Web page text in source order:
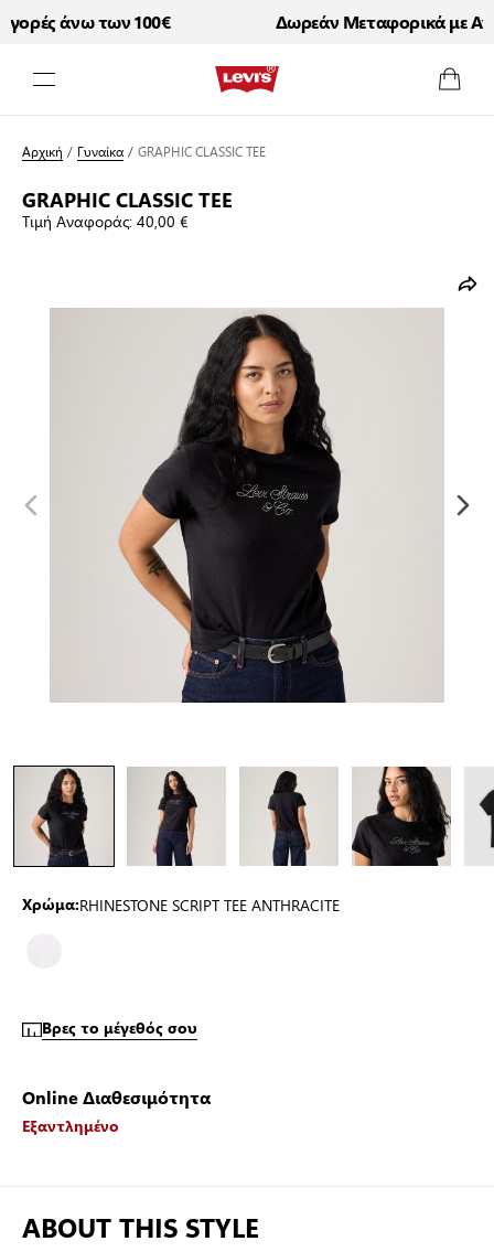
άνω των 100€ Δωρεάν Μεταφορικά με
Αρχική / Γυναίκα/GRAPHIC CLASSIC TEE
GRAPHIC CLASSIC TEE
Τιμή Αναφοράς:40,00 €
Χρώμα:RHINESTONE SCRIPT TEE ANTHRACITE
Βρες το μέγεθός σου
Online Διαθεσιμότητα
Εξαντλημένο
ABOUT THIS STYLE